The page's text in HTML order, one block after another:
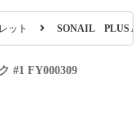
ット SONAIL PLUS
#1 FY000309